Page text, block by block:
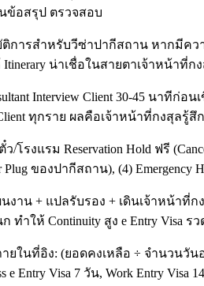
ข้อสรุป ตรวจสอบ
ารสำหรับวีซ่าปากีสถาน หากมีควา
น่าเชื่อในสายตาเจ้าหน้าที่ก
Interview Client 30-45 นา
Client ทุกราย ผลคือเจ้าหน้าที่กง
งแรม Reservation Hold ฟรี
Plug ของปากีสถาน), (4)
น + แปลรับรอง + เดินเจ้าหน้าที่ก
ให้ Continuity สูง e Entry Visa รว
ายในที่อิง: (ยอดคงเหลือ ÷ จำนว
Entry Visa 7 วัน, Work Entry